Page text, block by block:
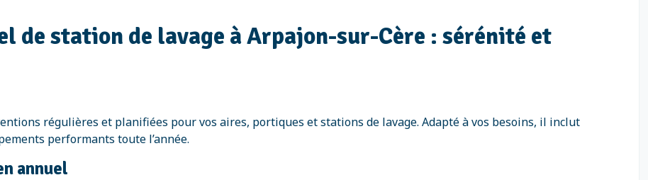
de station de lavage à Arpajon-sur-Cère : sérénité et
régulières et planifiées pour vos aires, portiques et stations de lavage. Adapté à vos besoins, il inclut
performants toute l’année.
annuel